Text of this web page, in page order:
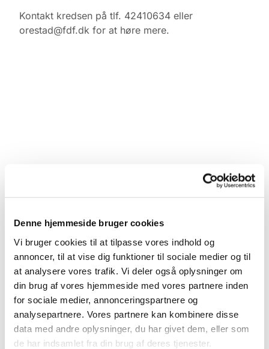
Denne hjemmeside bruger cookies
Vi bruger cookies til at tilpasse vores indhold og
annoncer, til at vise dig funktioner til sociale medier og til
at analysere vores trafik. Vi deler også oplysninger om
din brug af vores hjemmeside med vores partnere inden
for sociale medier, annonceringspartnere og
analysepartnere. Vores partnere kan kombinere disse
data med andre oplysninger, du har givet dem, eller som
de har indsamlet fra din brug af deres tjenester.
Kontakt kredsen på tlf. 42410634 eller
orestad@fdf.dk for at høre mere.
Du vil måske også kunne
lide...